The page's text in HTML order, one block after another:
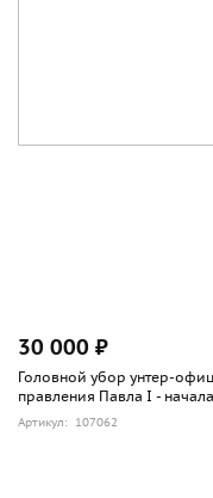
30 000 ₽
Головной убор унтер-
правления Павла I -
Артикул: 107062